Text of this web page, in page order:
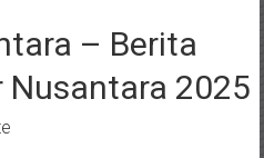
– Berita
Nusantara 2025